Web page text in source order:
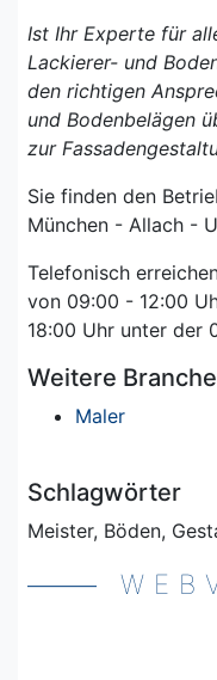
Ist Ihr Experte für
Lackierer- und
den richtigen
und Bodenbelägen
zur
Sie finden den
München - Allach -
Telefonisch
von 09:00 - 12:00
18:00 Uhr unter der
Weitere
Maler
Schlagwörter
Meister, Böden,